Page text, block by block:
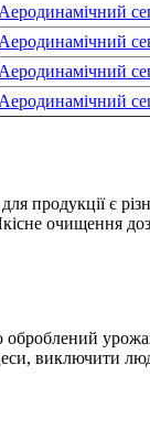
Аеродинамічний
Аеродинамічний
Аеродинамічний
Аеродинамічний
продукції є
очищення
виключити